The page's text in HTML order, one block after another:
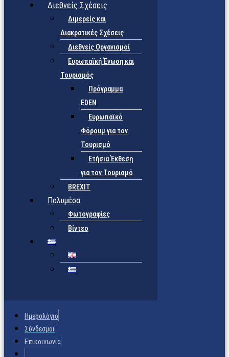
Διεθνείς Σχέσεις
Διμερείς και
Διακρατικές Σχέσεις
Διεθνείς Οργανισμοί
Ευρωπαϊκή Ένωση και
Τουρισμός
Πρόγραμμα
EDEN
Ευρωπαϊκό
Φόρουμ για τον
Τουρισμό
Ετήσια Έκθεση
για τον Τουρισμό
BREXIT
Πολυμέσα
Φωτογραφίες
Βίντεο
Ημερολόγιο
Σύνδεσμοι
Επικοινωνία